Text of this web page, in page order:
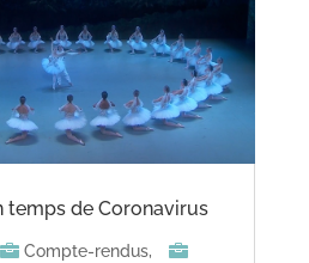
temps de Coronavirus
Compte-rendus,